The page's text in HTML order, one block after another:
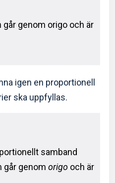
genom origo och är
igen en proportionell
ska uppfyllas.
samband
går genom origo och är